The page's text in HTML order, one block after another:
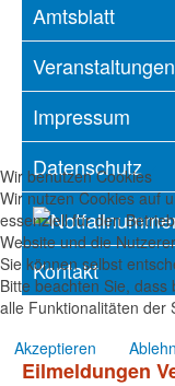
Amtsblatt
Veranstaltungen
Impressum
Datenschutz
Kontakt
Eilmeldungen
Wir benutzen Cookies
Wir nutzen Cookies auf
essenziell für den
Website und die
Sie können selbst
Bitte beachten Sie,
alle Funktionalitäten der
Akzeptieren